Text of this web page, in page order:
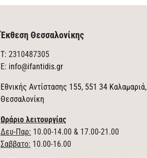
Έκθεση Θεσσαλονίκης
T: 2310487305
E: info@ifantidis.gr
Εθνικής Αντίστασης 155, 551 34 Καλαμαριά,
Θεσσαλονίκη
Ωράριο λειτουργίας
Δευ-Παρ: 10.00-14.00 & 17.00-21.00
Σαββατο: 10.00-16.00